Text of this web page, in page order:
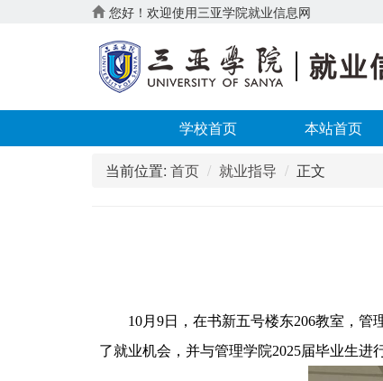
您好！欢迎使用三亚学院就业信息网
学校首页 本站首页
当前位置: 首页 就业指导 正文
10月 9日，在书新五号楼东206教室，管
了就业机会，并与管理学院2025届毕业生进